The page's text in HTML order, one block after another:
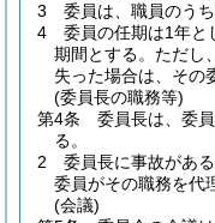
3
委員は、職員のう
4
委員の任期は1年と
期間とする。 ただし
失った場合は、その
(委員長の職務等)
第4条
委員長は、委
る。
2
委員長に事故があ
委員がその職務を代
(会議)